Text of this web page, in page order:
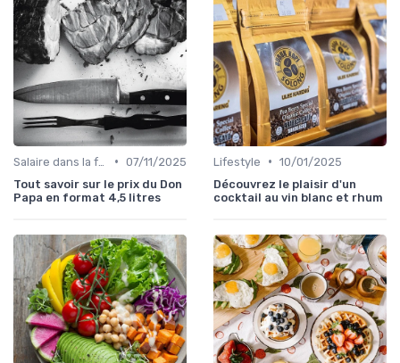
• 07/11/2025
Tout savoir sur le prix du Don
Papa en format 4,5 litres
Lifestyle • 10/01/2025
Découvrez le plaisir d'un
cocktail au vin blanc et rhum